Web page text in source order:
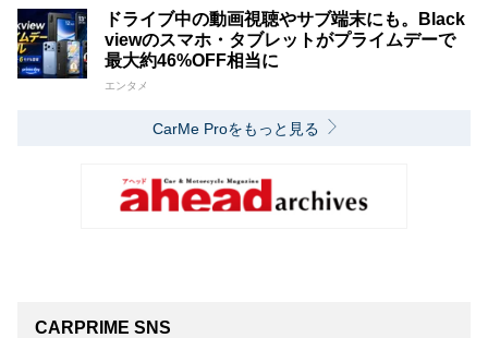
ドライブ中の動画視聴やサブ端末にも。Black
viewのスマホ・タブレットがプライムデーで
最大約46%OFF相当に
エンタメ
CarMe Proをもっと見る
CARPRIME SNS